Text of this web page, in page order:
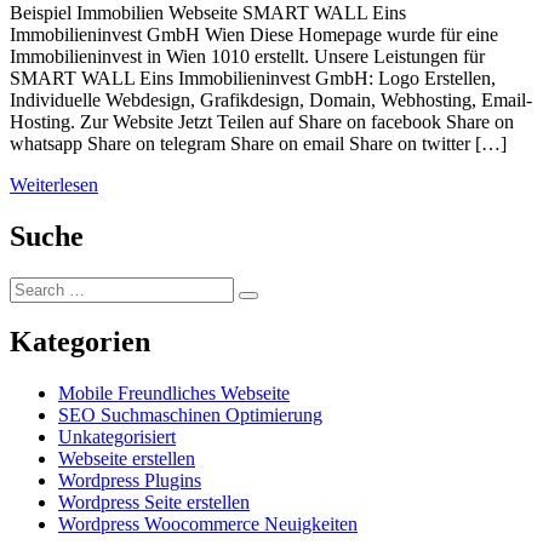
Beispiel Immobilien Webseite SMART WALL Eins
Immobilieninvest GmbH Wien Diese Homepage wurde für eine
Immobilieninvest in Wien 1010 erstellt. Unsere Leistungen für
SMART WALL Eins Immobilieninvest GmbH: Logo Erstellen,
Individuelle Webdesign, Grafikdesign, Domain, Webhosting, Email-
Hosting. Zur Website Jetzt Teilen auf Share on facebook Share on
whatsapp Share on telegram Share on email Share on twitter […]
Weiterlesen
Suche
Kategorien
Mobile Freundliches Webseite
SEO Suchmaschinen Optimierung
Unkategorisiert
Webseite erstellen
Wordpress Plugins
Wordpress Seite erstellen
Wordpress Woocommerce Neuigkeiten